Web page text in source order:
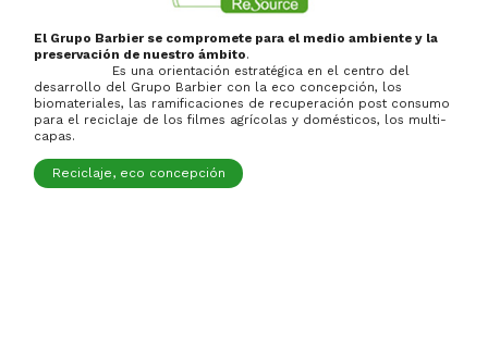
El Grupo Barbier se compromete para el medio ambiente y la
preservación de nuestro ámbito.
Es una orientación estratégica en el centro del
desarrollo del Grupo Barbier con la eco concepción, los
biomateriales, las ramificaciones de recuperación post consumo
para el reciclaje de los filmes agrícolas y domésticos, los multi-
capas.
Reciclaje, eco concepción